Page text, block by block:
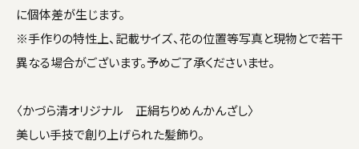
に個体差が生じます。
※手作りの特性上、記載サイズ、花の位置等写真と現物とで若干
異なる場合がございます。予めご了承くださいませ。
〈かづら清オリジナル 正絹ちりめんかんざし〉
美しい手技で創り上げられた髪飾り。